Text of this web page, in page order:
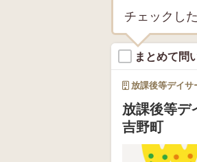
チェックし
まとめて問
放課後等デイサ
放課後等
吉野町